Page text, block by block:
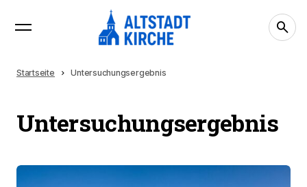
Startseite Untersuchungsergebnis
Untersuchungsergebnis